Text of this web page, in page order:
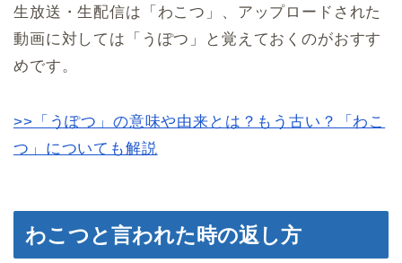
生放送・生配信は「わこつ」、アップロードされた
動画に対しては「うぽつ」と覚えておくのがおすす
めです。
>>「うぽつ」の意味や由来とは？もう古い？「わこ
つ」についても解説
わこつと言われた時の返し方